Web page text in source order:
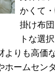
かくて
掛け布
トな選
りも高価
ホームセン